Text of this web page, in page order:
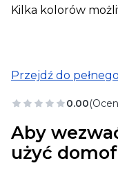
Kilka kolorów
Przejdź do
0.00
Aby
użyć